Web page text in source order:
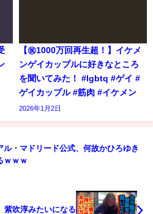
【㊗️1000万回再生超！】イケメ
ンゲイカップルに好きなところ
を聞いてみた！ #lgbtq #ゲイ #
ゲイカップル #筋肉 #イケメン
2026年1月2日
ル・マドリード公式、何故かひろゆき
ｗｗｗ
紫吹淳みたいになる